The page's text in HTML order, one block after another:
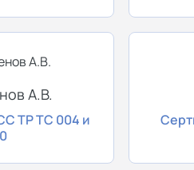
декларации ГОСТ Р;
о государственной
А.В.
ТР ТС 004 и